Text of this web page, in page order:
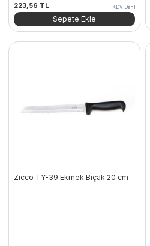
Orijinal
fiyat:
248,40 TL.
223,56 TLŞu
andaki
fiyat:
KDV Dahil
Sepete Ekle
Zicco TY-39 Ekmek Bıçak 20 cm